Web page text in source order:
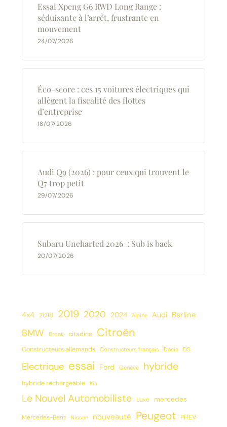
Essai Xpeng G6 RWD Long Range :
séduisante à l’arrêt, frustrante en
mouvement
24/07/2026
Éco-score : ces 15 voitures électriques qui
allègent la fiscalité des flottes
d’entreprise
18/07/2026
Audi Q9 (2026) : pour ceux qui trouvent le
Q7 trop petit
29/07/2026
Subaru Uncharted 2026 : Sub is back
20/07/2026
4x4 2018 2019 2020 2024 Alpine Audi Berline
BMW Break citadine Citroën
Constructeurs allemands Constructeurs français Dacia DS
Electrique essai Ford Genève hybride
hybride rechargeable Kia
Le Nouvel Automobiliste Luxe mercedes
Mercedes-Benz Nissan nouveauté Peugeot PHEV